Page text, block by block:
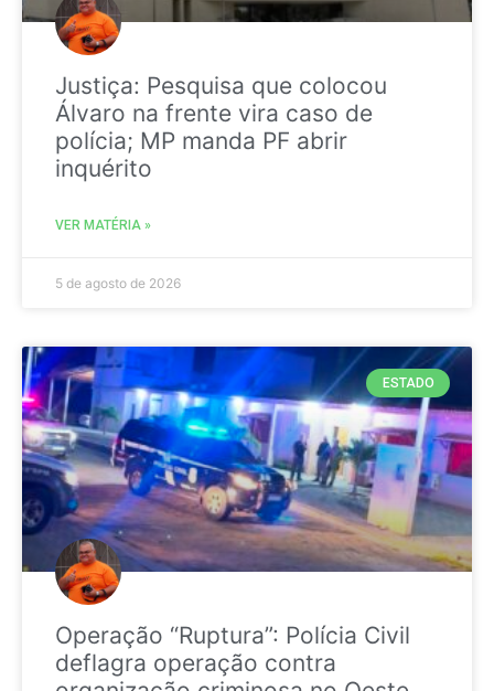
Justiça: Pesquisa que colocou
Álvaro na frente vira caso de
polícia; MP manda PF abrir
inquérito
VER MATÉRIA »
5 de agosto de 2026
ESTADO
Operação “Ruptura”: Polícia Civil
deflagra operação contra